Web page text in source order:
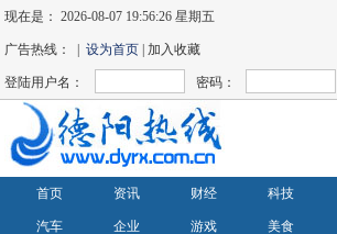
现在是：2026-08-07 19:56:26 星期五
广告热线： |设为首页 | 加入收藏
登陆用户名： 密码：
首页 资讯 财经 科技
汽车 企业 游戏 美食